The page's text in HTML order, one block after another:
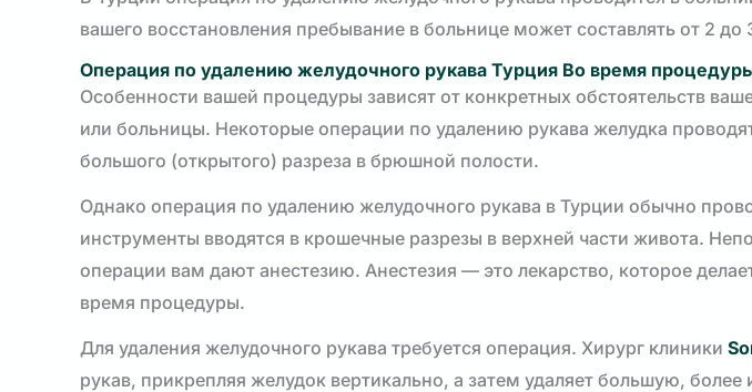
вашего восстановления пребывание в больнице может составлять от 2 до
Операция по удалению желудочного рукава Турция Во время
Особенности вашей процедуры зависят от конкретных обстоятельств
или больницы. Некоторые операции по удалению рукава желудка
большого (открытого) разреза в брюшной полости.
Однако операция по удалению желудочного рукава в Турции обычно
инструменты вводятся в крошечные разрезы в верхней части живота.
операции вам дают анестезию. Анестезия — это лекарство, которое
время процедуры.
Для удаления желудочного рукава требуется операция. Хирург клиники
рукав, прикрепляя желудок вертикально, а затем удаляет большую, более